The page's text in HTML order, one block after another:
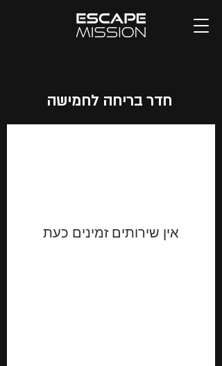
חדר בריחה לחמישה
אין שירותים זמינים כעת